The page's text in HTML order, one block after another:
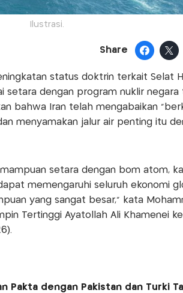
Ilustrasi.
Share
status doktrin terkait Selat
setara dengan program nuklir negara
bahwa Iran telah mengabaikan
menyamakan jalur air penting itu
setara dengan bom atom,
memengaruhi seluruh ekonomi
yang sangat besar,” kata
Tertinggi Ayatollah Ali Khamenei
Pakta dengan Pakistan dan Turki